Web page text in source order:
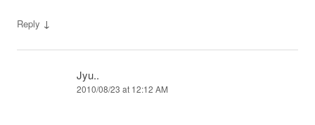
Reply ↓
Jyu..
2010/08/23 at 12:12 AM